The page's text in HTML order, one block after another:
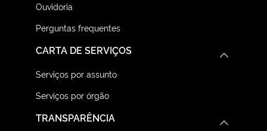
Ouvidoria
Perguntas frequentes
CARTA DE SERVIÇOS
Serviços por assunto
Serviços por órgão
TRANSPARÊNCIA